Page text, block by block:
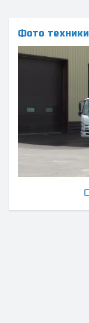
Фото техники